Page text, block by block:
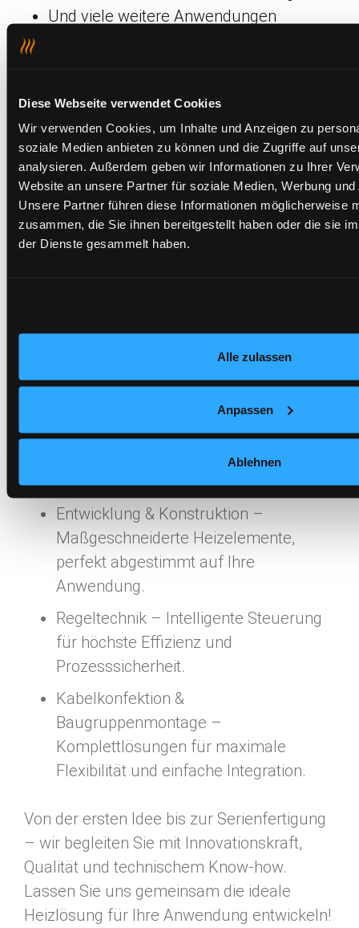
Diese Webseite verwendet Cookies
Wir verwenden Cookies, um Inhalte und Anzeigen zu
soziale Medien anbieten zu können und die Zugriffe auf
analysieren. Außerdem geben wir Informationen zu Ihrer
Website an unsere Partner für soziale Medien, Werbung
Unsere Partner führen diese Informationen möglicherweise
zusammen, die Sie ihnen bereitgestellt haben oder die sie
der Dienste gesammelt haben.
Alle zulassen
Anpassen
Ablehnen
Und viele weitere Anwendungen
Gemeinsam zur optimalen Lösung – starten Sie jetzt!
Carbon Heater GmbH
Electric Foil Heating Solutions
Die Carbon Heater GmbH ist seit 2004 mehr
als ein Spezialist für Heizelemente – wir
und den Bedarf unserer Kunden
abgestimmt sind. Dabei kombinieren wir
leistungsstarke Flächenheizelemente mit
präziser Regeltechnik, um optimale
Effizienz und Sicherheit zu gewährleisten.
Entwicklung & Konstruktion –
Maßgeschneiderte Heizelemente,
perfekt abgestimmt auf Ihre
Anwendung.
Regeltechnik – Intelligente Steuerung
für höchste Effizienz und
Prozesssicherheit.
Kabelkonfektion &
Baugruppenmontage –
Komplettlösungen für maximale
Flexibilität und einfache Integration.
Von der ersten Idee bis zur Serienfertigung
– wir begleiten Sie mit Innovationskraft,
Qualität und technischem Know-how.
Lassen Sie uns gemeinsam die ideale
Heizlösung für Ihre Anwendung entwickeln!